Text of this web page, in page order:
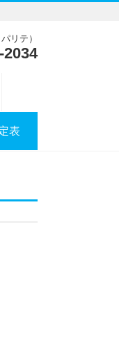
リテ）
2034
表